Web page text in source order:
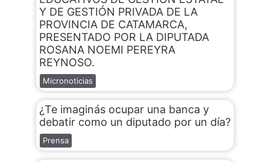
Y DE GESTIÓN PRIVADA DE LA
PROVINCIA DE CATAMARCA,
PRESENTADO POR LA DIPUTADA
ROSANA NOEMI PEREYRA
REYNOSO.
Micronoticias
¿Te imaginás ocupar una banca y
debatir como un diputado por un día?
Prensa